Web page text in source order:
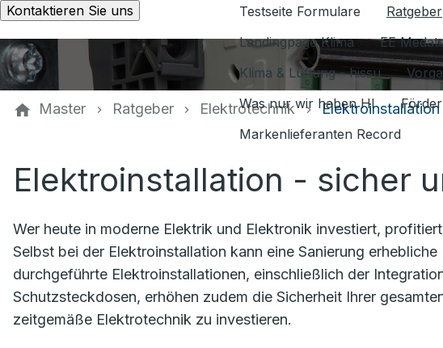
Kontaktieren Sie uns Testseite Formulare Ratgeber
Landingpage Klima
EE
Klima & Lüftung - hissu
Was nur wir haben HI
Markenlieferanten Record
Master Ratgeber Elektrotechnik Elektroinstallation
Elektroinstallation - sicher
Wer heute in moderne Elektrik und Elektronik investiert,
Selbst bei der Elektroinstallation kann eine Sanierung
durchgeführte Elektroinstallationen, einschließlich der
Schutzsteckdosen, erhöhen zudem die Sicherheit Ihrer
zeitgemäße Elektrotechnik zu investieren.